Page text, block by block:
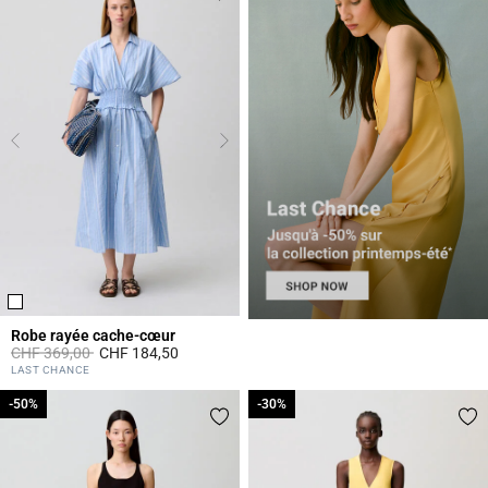
Robe rayée cache-cœur
Prix réduit à partir de
CHF 369,00àCHF 184,50
4.2 out of 5 Customer Rating
LAST CHANCE
-50%
-50% -30%
-30%